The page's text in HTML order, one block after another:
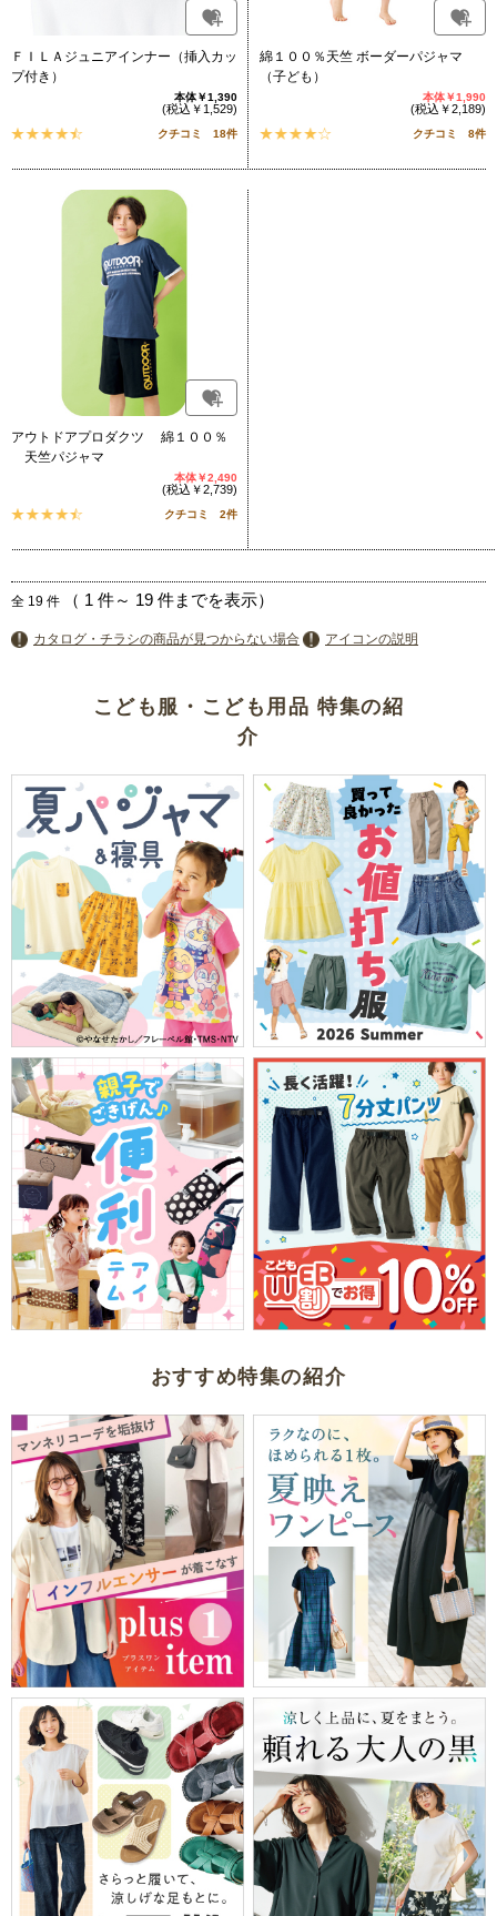
ＦＩＬＡジュニアインナー（挿入カッ
プ付き）
本体￥1,390
(税込￥1,529)
クチコミ 18件
綿１００％天竺 ボーダーパジャマ
（子ども）
本体￥1,990
(税込￥2,189)
クチコミ 8件
アウトドアプロダクツ 綿１００％
天竺パジャマ
本体￥2,490
(税込￥2,739)
クチコミ 2件
全 19 件 （ 1 件～ 19 件までを表示）
カタログ・チラシの商品が見つからない場合 アイコンの説明
こども服・こども用品 特集の紹
介
おすすめ特集の紹介